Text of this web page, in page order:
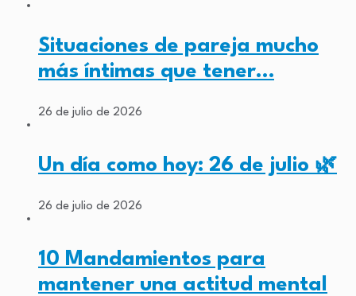
Situaciones de pareja mucho
más íntimas que tener…
26 de julio de 2026
Un día como hoy: 26 de julio 🌿
26 de julio de 2026
10 Mandamientos para
mantener una actitud mental